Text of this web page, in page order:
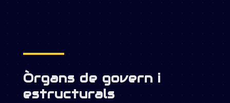
Òrgans de govern i
estructurals